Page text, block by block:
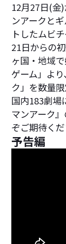
12月27日(金
ンアークと
トしたムビ
21日からの
ヶ国・地域
ゲーム」よ
ク」を数量
国内183劇場
マンアーク
ぞご期待くだ
予告編